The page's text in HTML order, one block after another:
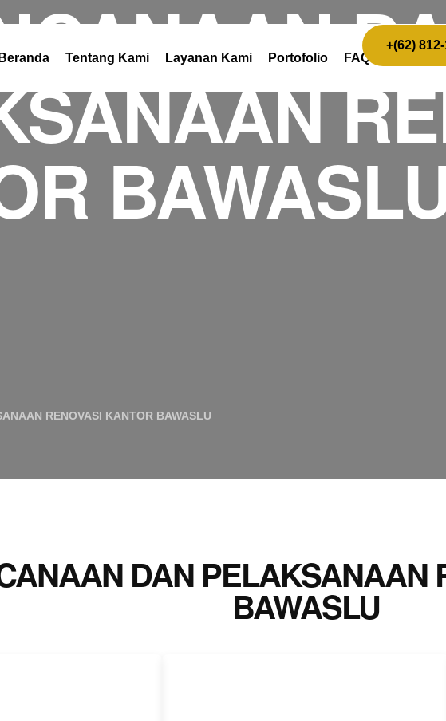
Beranda Tentang Kami Layanan Kami Portofolio FAQ
+(62)
RENOVASI KANTOR BAWASLU
DAN PELAKSANAAN
BAWASLU